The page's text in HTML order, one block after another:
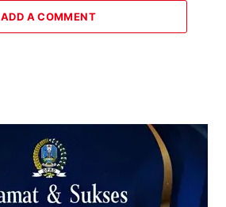
ADD A COMMENT